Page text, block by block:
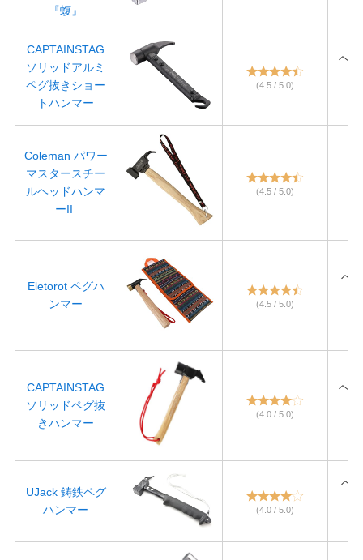
『蝮』
CAPTAINSTAG
ソリッドアルミ
ペグ抜きショー
トハンマー
(4.5 / 5.0)
ヘ
Coleman パワー
マスタースチー
ルヘッドハンマ
ーII
(4.5 / 5.0)
ヘ
Eletorot ペグハ
ンマー
(4.5 / 5.0)
ヘ
CAPTAINSTAG
ソリッドペグ抜
きハンマー
(4.0 / 5.0)
ヘ
UJack 鋳鉄ペグ
ハンマー
(4.0 / 5.0)
ヘ